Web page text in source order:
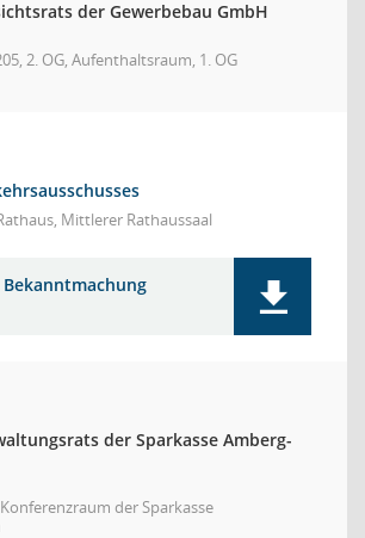
der Gewerbebau GmbH
2. OG, Aufenthaltsraum, 1. OG
Mittlerer Rathaussaal
der Sparkasse Amberg-
der Sparkasse